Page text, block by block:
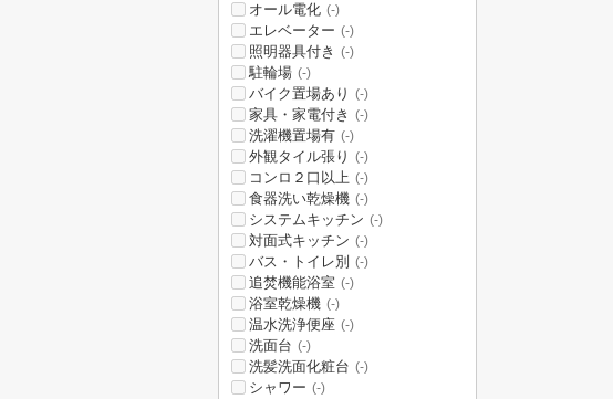
オール電化 (-)
エレベーター (-)
照明器具付き (-)
駐輪場 (-)
バイク置場あり (-)
家具・家電付き (-)
洗濯機置場有 (-)
外観タイル張り (-)
コンロ２口以上 (-)
食器洗い乾燥機 (-)
システムキッチン (-)
対面式キッチン (-)
バス・トイレ別 (-)
追焚機能浴室 (-)
浴室乾燥機 (-)
温水洗浄便座 (-)
洗面台 (-)
洗髪洗面化粧台 (-)
シャワー (-)